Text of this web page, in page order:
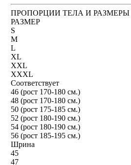
ПРОПОРЦИИ ТЕЛА И
РАЗМЕР
S
M
L
XL
XXL
XXXL
Соответствует
46 (рост 170-180 см.)
48 (рост 170-180 см.)
50 (рост 175-185 см.)
52 (рост 180-190 см.)
54 (рост 180-190 см.)
56 (рост 185-195 см.)
Шрина
45
47